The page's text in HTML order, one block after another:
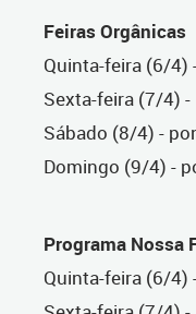
Feiras Orgânicas
Quinta-feira (6/
Sexta-feira (7/4)
Sábado (8/4) -
Domingo (9/4) -
Programa Nossa
Quinta-feira (6/